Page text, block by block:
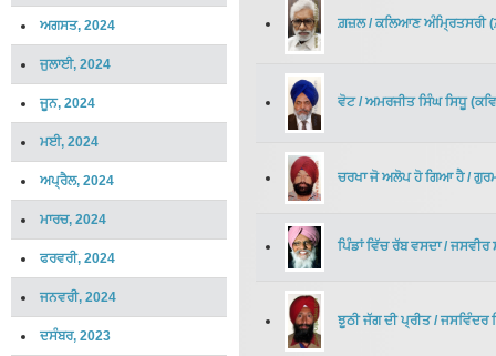
ਅਗਸਤ, 2024
ਜੁਲਾਈ, 2024
ਜੂਨ, 2024
ਮਈ, 2024
ਅਪ੍ਰੈਲ, 2024
ਮਾਰਚ, 2024
ਫਰਵਰੀ, 2024
ਜਨਵਰੀ, 2024
ਦਸੰਬਰ, 2023
ਗ਼ਜ਼ਲ/ ਕਲਿਆਣ ਅੰਮ੍ਰਿਤਸਰੀ(
ਵੋਟ/ ਅਮਰਜੀਤ ਸਿੰਘ ਸਿਧੂ(
ਚਰਖਾ ਜੋ ਅਲੋਪ ਹੋ ਗਿਆ ਹੈ/
ਪਿੰਡਾਂ ਵਿੱਚ ਰੱਬ ਵਸਦਾ/ ਜਸਵੀਰ
ਝੂਠੀ ਜੱਗ ਦੀ ਪ੍ਰੀਤ/ ਜਸਵਿੰਦਰ